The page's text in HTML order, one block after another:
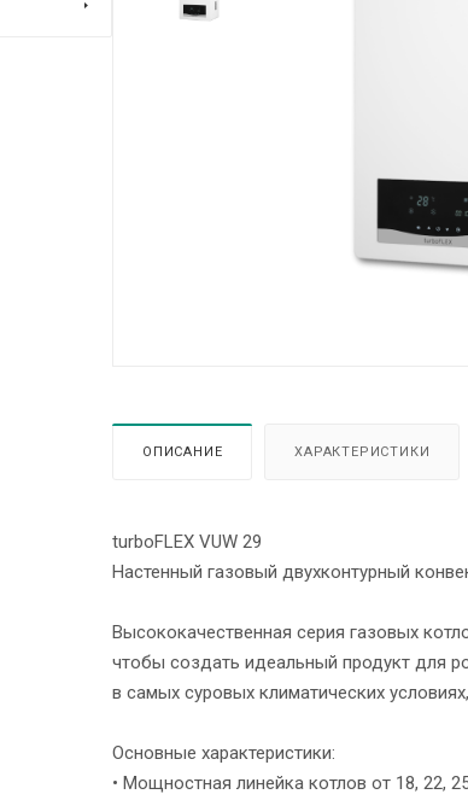
ОПИСАНИЕ ХАРАКТЕРИСТИКИ
turboFLEX VUW 29
Настенный газовый двухконтурный
Высококачественная серия газовых
чтобы создать идеальный продукт для
в самых суровых климатических
Основные характеристики:
• Мощностная линейка котлов от 18, 22,